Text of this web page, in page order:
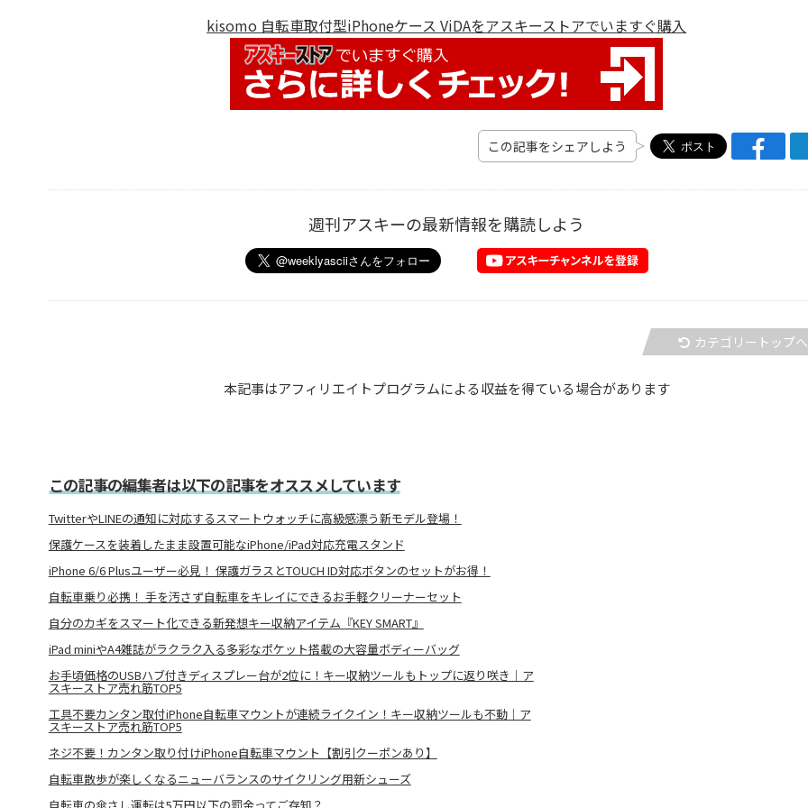
kisomo 自転車取付型iPhoneケース ViDAをアスキーストアでいますぐ購入
この記事をシェアしよう
週刊アスキーの最新情報を購読しよう
カテゴリートップへ
本記事はアフィリエイトプログラムによる収益を得ている場合があります
この記事の編集者は以下の記事をオススメしています
TwitterやLINEの通知に対応するスマートウォッチに高級感漂う新モデル登場！
保護ケースを装着したまま設置可能なiPhone/iPad対応充電スタンド
iPhone 6/6 Plusユーザー必見！ 保護ガラスとTOUCH ID対応ボタンのセットがお得！
自転車乗り必携！ 手を汚さず自転車をキレイにできるお手軽クリーナーセット
自分のカギをスマート化できる新発想キー収納アイテム『KEY SMART』
iPad miniやA4雑誌がラクラク入る多彩なポケット搭載の大容量ボディーバッグ
お手頃価格のUSBハブ付きディスプレー台が2位に！キー収納ツールもトップに返り咲き｜ア
スキーストア売れ筋TOP5
工具不要カンタン取付iPhone自転車マウントが連続ライクイン！キー収納ツールも不動｜ア
スキーストア売れ筋TOP5
ネジ不要！カンタン取り付けiPhone自転車マウント【割引クーポンあり】
自転車散歩が楽しくなるニューバランスのサイクリング用新シューズ